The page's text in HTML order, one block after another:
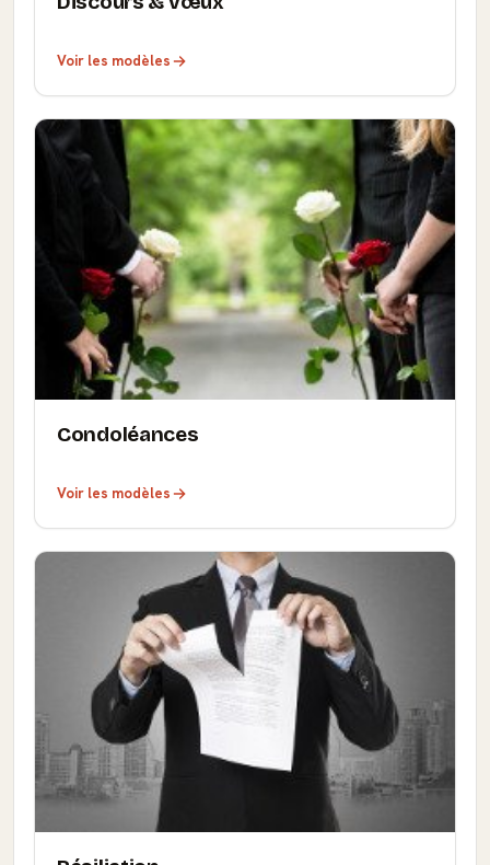
Voir les modèles
Condoléances
Voir les modèles